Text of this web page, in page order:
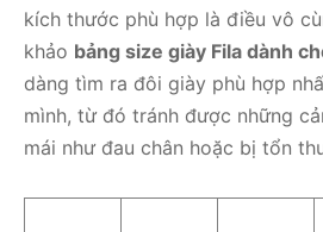
kích thước phù hợp là điều vô
khảo bảng size giày Fila dành
dàng tìm ra đôi giày phù hợp
mình, từ đó tránh được những
mái như đau chân hoặc bị tổn